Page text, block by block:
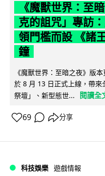
《魔獸世界：至
克的詛咒」專訪
領門檻而設 《諸
鐘
《魔獸世界：至暗之夜》版
於 8 月 13 日正式上線，帶
祭壇」、新型態世...
閱讀全
69 分享
科技娛樂 遊戲情報